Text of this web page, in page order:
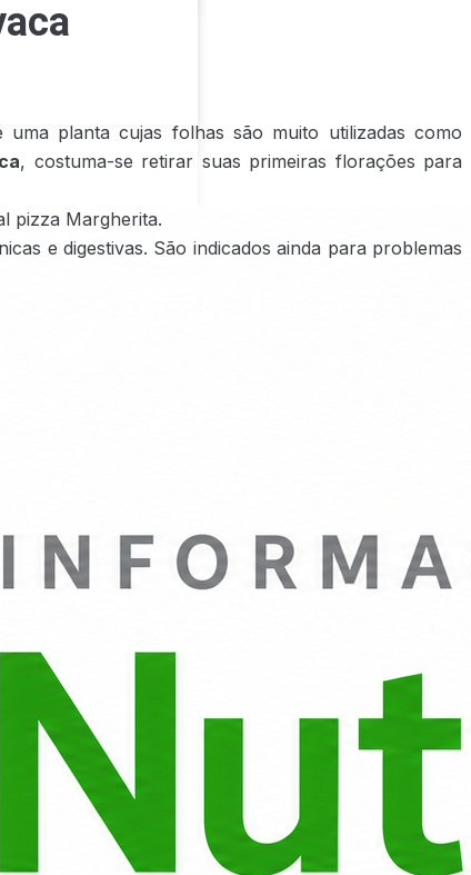
planta cujas folhas são muito utilizadas como
, costuma-se retirar suas primeiras florações para
pizza Margherita.
e digestivas. São indicados ainda para problemas